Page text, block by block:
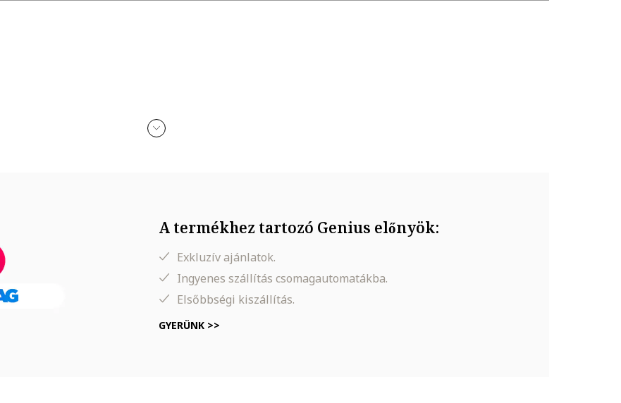
A termékhez tartozó Genius előnyök:
Exkluzív ajánlatok.
Ingyenes szállítás csomagautomatákba.
Elsőbbségi kiszállítás.
GYERÜNK >>